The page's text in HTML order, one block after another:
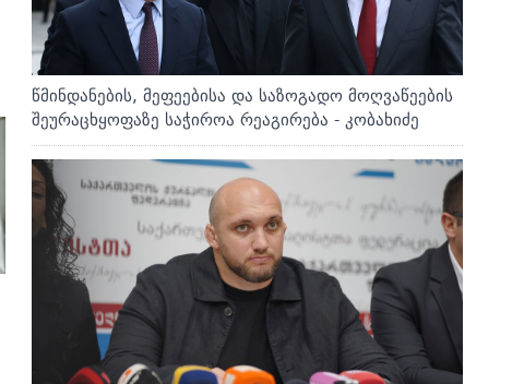
წმინდანების, მეფეებისა და საზოგადო მოღვაწეების
შეურაცხყოფაზე საჭიროა რეაგირება - კობახიძე